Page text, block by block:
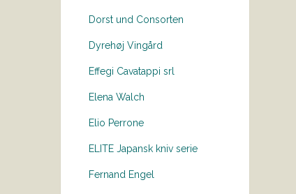
Dorst und Consorten
Dyrehøj Vingård
Effegi Cavatappi srl
Elena Walch
Elio Perrone
ELITE Japansk kniv serie
Fernand Engel